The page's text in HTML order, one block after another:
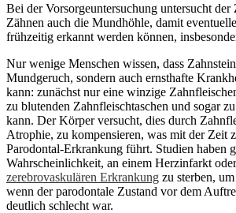
Bei der Vorsorgeuntersuchung untersucht der
Zähnen auch die Mundhöhle, damit
frühzeitig erkannt werden können,
Nur wenige Menschen wissen, dass
Mundgeruch, sondern auch ernsthafte
kann: zunächst nur eine winzige
zu blutenden Zahnfleischtaschen und sogar
kann. Der Körper versucht, dies durch
Atrophie, zu kompensieren, was mit der Zeit
Parodontal-Erkrankung führt. Studien haben
Wahrscheinlichkeit, an einem Herzinfarkt
zerebrovaskulären Erkrankung zu sterben,
wenn der parodontale Zustand vor dem
deutlich schlecht war.